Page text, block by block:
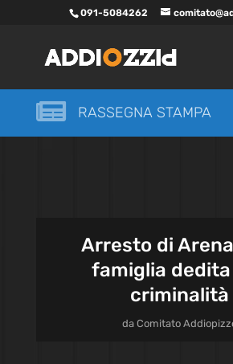
091-5084262
 RASSEGNA STAMPA
Arresto di
famiglia dedita
criminalità
daComitato